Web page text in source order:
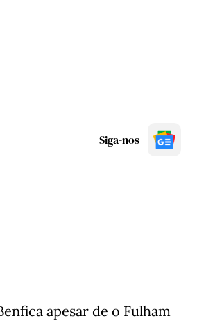
Siga-nos
apesar de o Fulham